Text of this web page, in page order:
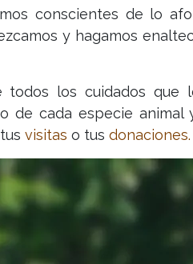
conscientes de lo
y hagamos
los cuidados que
de cada especie
visitas o tus donaciones.